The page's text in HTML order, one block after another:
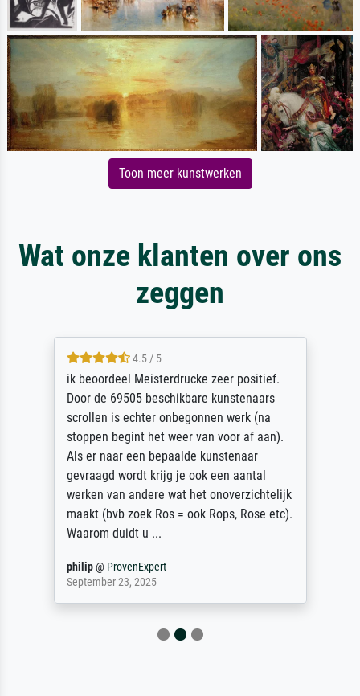
Toon meer kunstwerken
Wat onze klanten over ons
zeggen
4.5 / 5
ik beoordeel Meisterdrucke zeer positief.
Door de 69505 beschikbare kunstenaars
scrollen is echter onbegonnen werk (na
stoppen begint het weer van voor af aan).
Als er naar een bepaalde kunstenaar
gevraagd wordt krijg je ook een aantal
werken van andere wat het onoverzichtelijk
maakt (bvb zoek Ros = ook Rops, Rose etc).
Waarom duidt u ...
philip@ ProvenExpert
September 23, 2025